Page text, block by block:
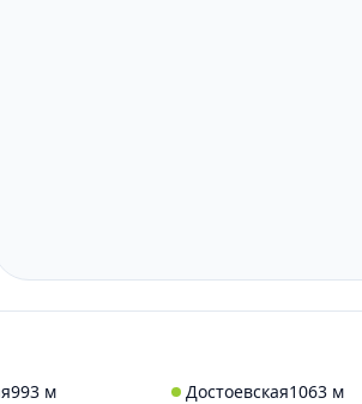
993 м Достоевская1063 м